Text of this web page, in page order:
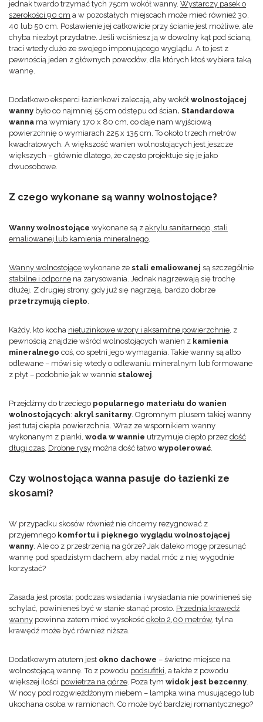
jednak twardo trzymać tych 75cm wokół wanny. Wystarczy pasek o
szerokości 90 cm a w pozostałych miejscach może mieć również 30,
40 lub 50 cm. Postawienie jej całkowicie przy ścianie jest możliwe, ale
chyba niezbyt przydatne. Jeśli wciśniesz ją w dowolny kąt pod ścianą,
traci wtedy dużo ze swojego imponującego wyglądu. A to jest z
pewnością jeden z głównych powodów, dla których ktoś wybiera taką
wannę.
Dodatkowo eksperci łazienkowi zalecają, aby wokół wolnostojącej
wanny było co najmniej 55 cm odstępu od ścian. Standardowa
wanna ma wymiary 170 x 80 cm, co daje nam wyjściową
powierzchnię o wymiarach 225 x 135 cm. To około trzech metrów
kwadratowych. A większość wanien wolnostojących jest jeszcze
większych – głównie dlatego, że często projektuje się je jako
dwuosobowe.
Z czego wykonane są wanny wolnostojące?
Wanny wolnostojące wykonane są z akrylu sanitarnego, stali
emaliowanej lub kamienia mineralnego.
Wanny wolnostojące wykonane ze stali emaliowanej są szczególnie
stabilne i odporne na zarysowania. Jednak nagrzewają się trochę
dłużej. Z drugiej strony, gdy już się nagrzeją, bardzo dobrze
przetrzymują ciepło.
Każdy, kto kocha nietuzinkowe wzory i aksamitne powierzchnie, z
pewnością znajdzie wśród wolnostojących wanien z kamienia
mineralnego coś, co spełni jego wymagania. Takie wanny są albo
odlewane – mówi się wtedy o odlewaniu mineralnym lub formowane
z płyt – podobnie jak w wannie stalowej.
Przejdźmy do trzeciego popularnego materiału do wanien
wolnostojących: akryl sanitarny. Ogromnym plusem takiej wanny
jest tutaj ciepła powierzchnia. Wraz ze wspornikiem wanny
wykonanym z pianki, woda w wannie utrzymuje ciepło przez dość
długi czas. Drobne rysy można dość łatwo wypolerować.
Czy wolnostojąca wanna pasuje do łazienki ze
skosami?
W przypadku skosów również nie chcemy rezygnować z
przyjemnego komfortu i pięknego wyglądu wolnostojącej
wanny. Ale co z przestrzenią na górze? Jak daleko mogę przesunąć
wannę pod spadzistym dachem, aby nadal móc z niej wygodnie
korzystać?
Zasada jest prosta: podczas wsiadania i wysiadania nie powinieneś się
schylać, powinieneś być w stanie stanąć prosto. Przednia krawędź
wanny powinna zatem mieć wysokość około 2,00 metrów, tylna
krawędź może być również niższa.
Dodatkowym atutem jest okno dachowe – świetne miejsce na
wolnostojącą wannę. To z powodu podsufitki, a także z powodu
większej ilości powietrza na górze. Poza tym widok jest bezcenny.
W nocy pod rozgwieżdżonym niebem – lampka wina musującego lub
ukochana osoba w ramionach. Co może być bardziej romantycznego?